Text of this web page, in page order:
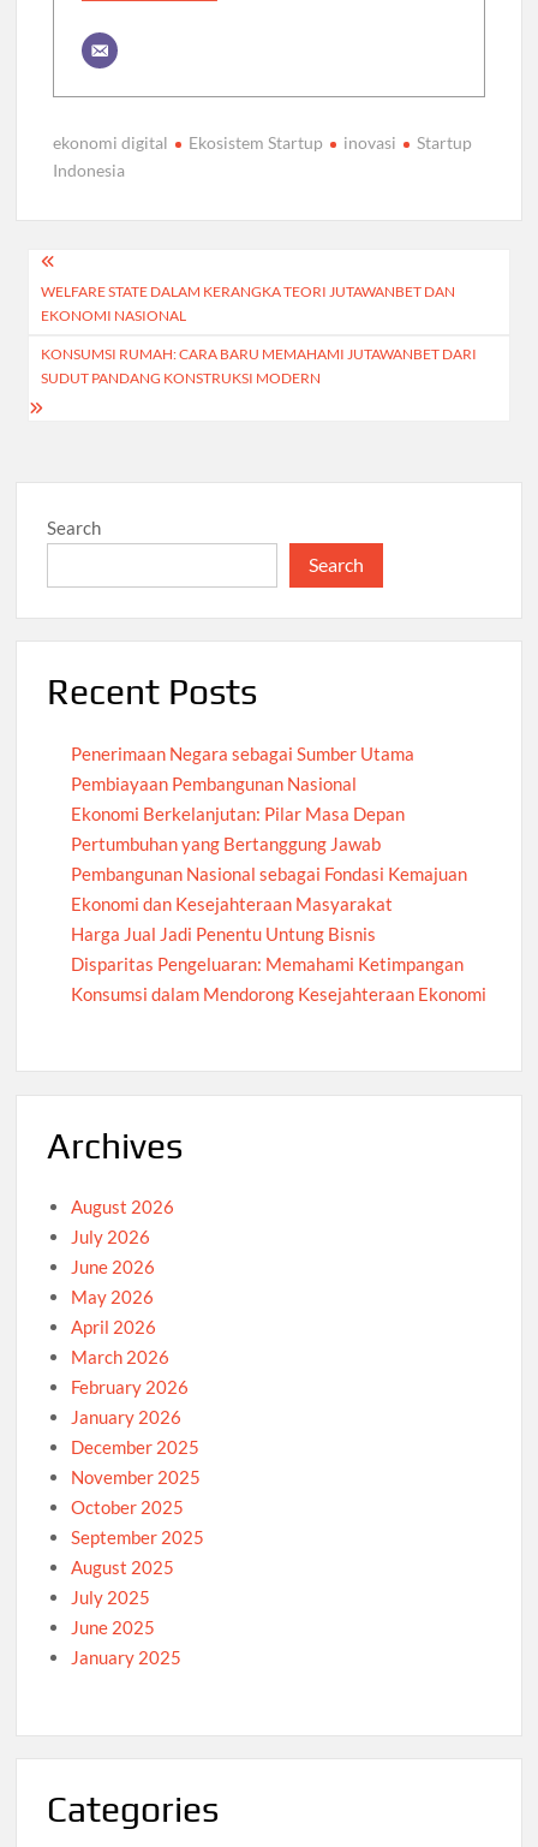
ekonomi digital Ekosistem Startup inovasi
Startup
Indonesia
Post
navigation
WELFARE STATE DALAM KERANGKA TEORI JUTAWANBET DAN
EKONOMI NASIONAL
KONSUMSI RUMAH: CARA BARU MEMAHAMI JUTAWANBET DARI
SUDUT PANDANG KONSTRUKSI MODERN
Search
Search
Recent Posts
Penerimaan Negara sebagai Sumber Utama
Pembiayaan Pembangunan Nasional
Ekonomi Berkelanjutan: Pilar Masa Depan
Pertumbuhan yang Bertanggung Jawab
Pembangunan Nasional sebagai Fondasi Kemajuan
Ekonomi dan Kesejahteraan Masyarakat
Harga Jual Jadi Penentu Untung Bisnis
Disparitas Pengeluaran: Memahami Ketimpangan
Konsumsi dalam Mendorong Kesejahteraan Ekonomi
Archives
August 2026
July 2026
June 2026
May 2026
April 2026
March 2026
February 2026
January 2026
December 2025
November 2025
October 2025
September 2025
August 2025
July 2025
June 2025
January 2025
Categories